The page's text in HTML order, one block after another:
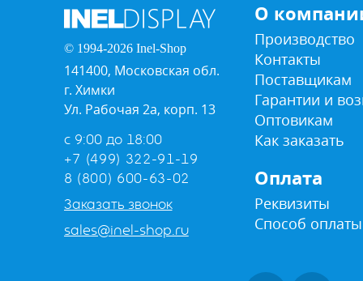
© 1994-2026 Inel-Shop
141400, Московская обл.
г. Химки
Ул. Рабочая 2а, корп. 13
с 9:00 до 18:00
+7 (499) 322-91-19
8 (800) 600-63-02
Заказать звонок
sales@inel-shop.ru
О
Производство
Контакты
Поставщикам
Гарантии и
Оптовикам
Как заказать
Оплата
Реквизиты
Способ оплаты